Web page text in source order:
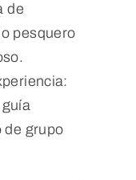
de
pesquero
de grupo